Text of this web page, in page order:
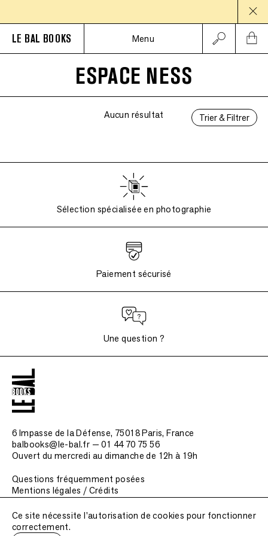
LE BAL BOOKS Menu
ESPACE NESS
Trier & Filtrer
Aucun résultat
Sélection spécialisée en photographie
Paiement sécurisé
Une question ?
6 Impasse de la Défense, 75018 Paris, France
balbooks@le-bal.fr — 01 44 70 75 56
Ouvert du mercredi au dimanche de 12h à 19h
Questions fréquemment posées
Mentions légales / Crédits
Soumettre une publication
Ce site nécessite l'autorisation de cookies pour fonctionner
correctement.